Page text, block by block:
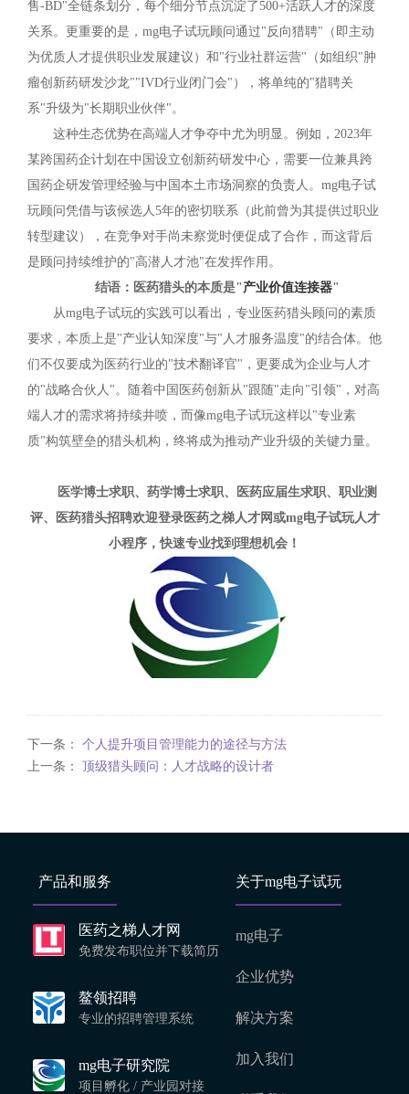
售-BD"全链条划分，每个细分节点沉淀了500+活跃人才的深度
关系。更重要的是，mg电子试玩顾问通过"反向猎聘"（即主动
为优质人才提供职业发展建议）和"行业社群运营"（如组织"肿
瘤创新药研发沙龙""IVD行业闭门会"），将单纯的"猎聘关
系"升级为"长期职业伙伴"。
这种生态优势在高端人才争夺中尤为明显。例如，2023年
某跨国药企计划在中国设立创新药研发中心，需要一位兼具跨
国药企研发管理经验与中国本土市场洞察的负责人。mg电子试
玩顾问凭借与该候选人5年的密切联系（此前曾为其提供过职业
转型建议），在竞争对手尚未察觉时便促成了合作，而这背后
是顾问持续维护的"高潜人才池"在发挥作用。
结语：医药猎头的本质是" 产业价值连接器"
从mg电子试玩的实践可以看出，专业医药猎头顾问的素质
要求，本质上是"产业认知深度"与"人才服务温度"的结合体。他
们不仅要成为医药行业的"技术翻译官"，更要成为企业与人才
的"战略合伙人"。随着中国医药创新从"跟随"走向"引领"，对高
端人才的需求将持续井喷，而像mg电子试玩这样以"专业素
质"构筑壁垒的猎头机构，终将成为推动产业升级的关键力量。
医学博士求职、药学博士求职、医药应届生求职、职业测
评、医药猎头招聘欢迎登录医药之梯人才网或mg电子试玩人才
小程序，快速专业找到理想机会！
下一条： 个人提升项目管理能力的途径与方法
上一条： 顶级猎头顾问：人才战略的设计者
产品和服务
医药之梯人才网
免费发布职位并下载简历
鳌领招聘
专业的招聘管理系统
mg电子研究院
项目孵化 / 产业园对接
关于mg电子试玩
mg电子
企业优势
解决方案
加入我们